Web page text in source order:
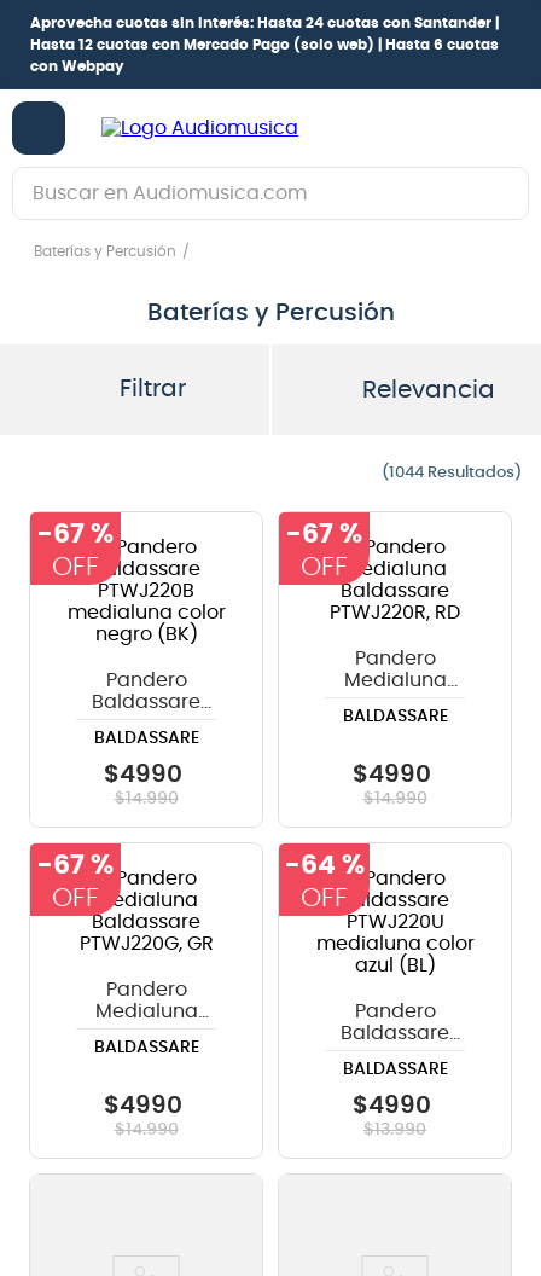
Aprovecha cuotas sin interés: Hasta 24 cuotas con Santander |
Hasta 12 cuotas con Mercado Pago (solo web) |
Hasta 6 cuotas
con Webpay
Buscar en Audiomusica.com
Baterías y Percusión
Baterías y Percusión
Filtrar Relevancia
1044
-67 %
Pandero
Baldassare
medialuna color
negro (BK)
BALDASSARE
$4990
$14.990
-67 %
Pandero
Medialuna
PTWJ220R, RD
BALDASSARE
$4990
$14.990
-67 %
Pandero
Medialuna
PTWJ220G, GR
BALDASSARE
$4990
$14.990
-64 %
Pandero
Baldassare
medialuna color
azul (BL)
BALDASSARE
$4990
$13.990
TÉRMINOS MÁS BUSCADOS
7.
teclado
bateria
micrófono